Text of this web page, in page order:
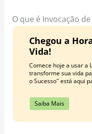
k
O que é Invocação
Chegou a
Vida!
Comece hoje a usar a
transforme sua vida
o Sucesso" está aqui
Saiba Mais